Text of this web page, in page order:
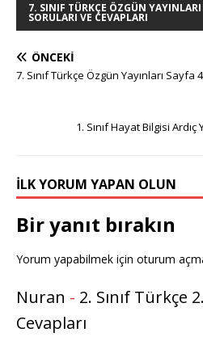
7. SINIF TÜRKÇE ÖZGÜN
SORULARI VE CEVAPLARI
ÖNCEKI
7. Sınıf Türkçe Özgün Yayınları Sayfa
1. Sınıf Hayat Bilgisi Ardıç
İLK YORUM YAPAN OLUN
Bir yanıt bırakın
Yorum yapabilmek için oturum
Nuran - 2. Sınıf Türkçe
Cevapları